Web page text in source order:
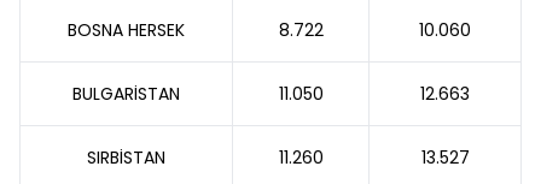
BOSNA HERSEK 8.722 10.060
BULGARİSTAN 11.050 12.663
SIRBİSTAN 11.260 13.527